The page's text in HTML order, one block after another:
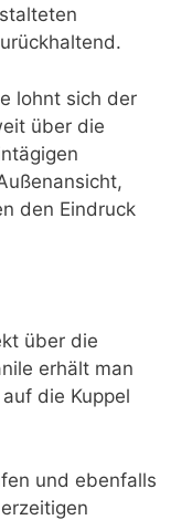
lohnt sich der
über die
den Eindruck
über die
erhält man
die Kuppel
und ebenfalls